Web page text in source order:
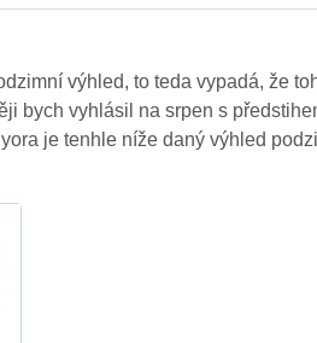
výhled, to teda vypadá, že
bych vyhlásil na srpen s
je tenhle níže daný výhled